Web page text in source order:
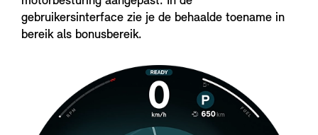
gebruikersinterface zie je de behaalde toename in
bereik als bonusbereik.